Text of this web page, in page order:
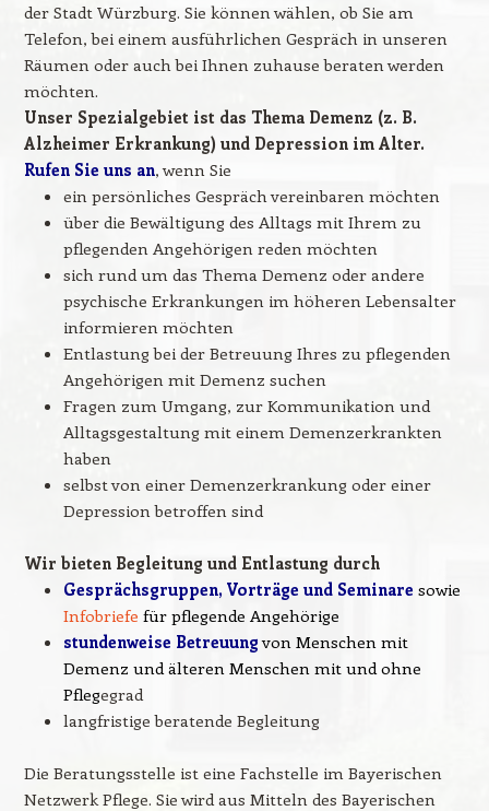
der Stadt Würzburg. Sie können wählen, ob Sie am
Telefon, bei einem ausführlichen Gespräch in unseren
Räumen oder auch bei Ihnen zuhause beraten werden
möchten.
Unser Spezialgebiet ist das Thema Demenz (z. B.
Alzheimer Erkrankung) und Depression im Alter.
Rufen Sie uns an, wenn Sie
ein persönliches Gespräch vereinbaren möchten
über die Bewältigung des Alltags mit Ihrem zu
pflegenden Angehörigen reden möchten
sich rund um das Thema Demenz oder andere
psychische Erkrankungen im höheren Lebensalter
informieren möchten
Entlastung bei der Betreuung Ihres zu pflegenden
Angehörigen mit Demenz suchen
Fragen zum Umgang, zur Kommunikation und
Alltagsgestaltung mit einem Demenzerkrankten
haben
selbst von einer Demenzerkrankung oder einer
Depression betroffen sind
Wir bieten Begleitung und Entlastung durch
Gesprächsgruppen, Vorträge und Seminare sowie
Infobriefe für pflegende Angehörige
stundenweise Betreuungvon Menschen mit
Demenz und älteren Menschen mit und ohne
Pflegegrad
langfristige beratende Begleitung
Die Beratungsstelle ist eine Fachstelle im Bayerischen
Netzwerk Pflege. Sie wird aus Mitteln des Bayerischen